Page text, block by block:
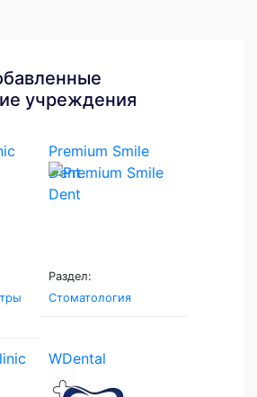
учреждения
Premium Smile
Dent
Раздел:
Стоматология
WDental